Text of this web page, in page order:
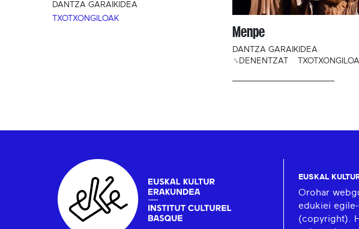
DANTZA GARAIKIDEA
TXOTXONGILOAK
Menpe
DANTZA GARAIKIDEA
␟DENENTZAT
EUSKAL
Orohar
edukiei
(copyright).